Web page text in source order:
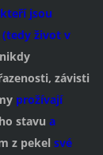
jsou
(tedy život v
závisti
prožívají
stavu a
z pekel své